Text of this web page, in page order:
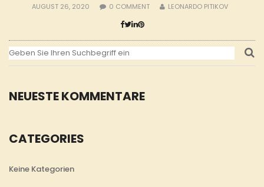
NEUESTE KOMMENTARE
CATEGORIES
Keine Kategorien
AUGUST 26, 2020 0 COMMENT LEONARDO PITIKOV